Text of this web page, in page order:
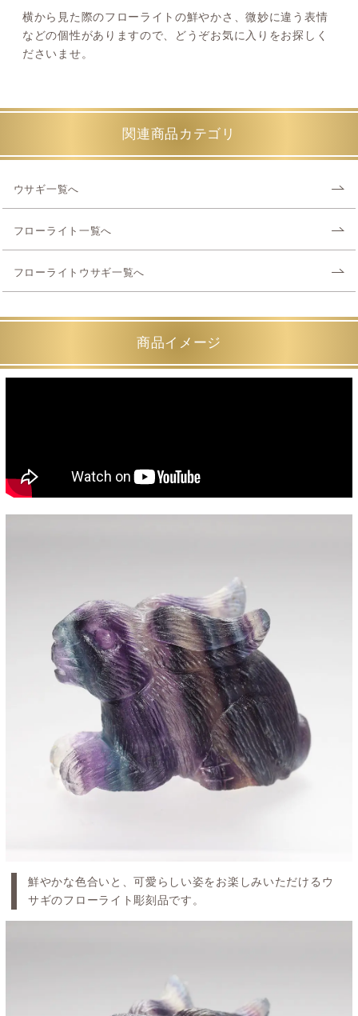
横から見た際のフローライトの鮮やかさ、微妙に違う表情
などの個性がありますので、どうぞお気に入りをお探しく
ださいませ。
関連商品カテゴリ
ウサギ一覧へ
フローライト一覧へ
フローライトウサギ一覧へ
商品イメージ
鮮やかな色合いと、可愛らしい姿をお楽しみいただけるウ
サギのフローライト彫刻品です。